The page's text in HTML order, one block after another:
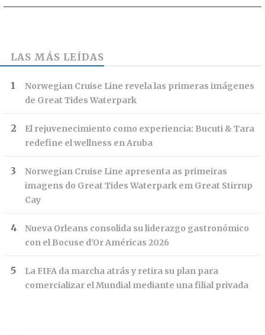
LAS MÁS LEÍDAS
Norwegian Cruise Line revela las primeras imágenes
de Great Tides Waterpark
El rejuvenecimiento como experiencia: Bucuti & Tara
redefine el wellness en Aruba
Norwegian Cruise Line apresenta as primeiras
imagens do Great Tides Waterpark em Great Stirrup
Cay
Nueva Orleans consolida su liderazgo gastronómico
con el Bocuse d'Or Américas 2026
La FIFA da marcha atrás y retira su plan para
comercializar el Mundial mediante una filial privada